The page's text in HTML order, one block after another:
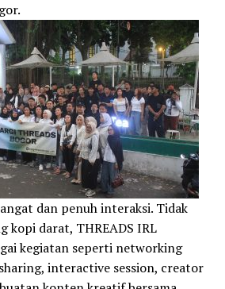
dan penuh interaksi. Tidak
kopi darat, THREADS IRL
kegiatan seperti networking
interactive session, creator